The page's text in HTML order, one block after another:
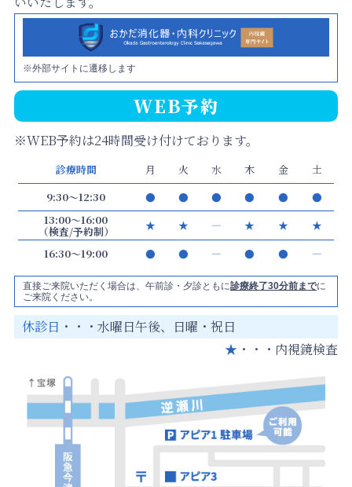
※外部サイトに遷移します
WEB予約
※WEB予約は24時間受け付けております。
診療時間 月 火 水 木 金
土
9:30～12:30
● ● ● ● ●
●
13:00～16:00
（検査/予約制） ★ ★ ― ★ ★
★
16:30～19:00
● ● ― ● ● ―
直接ご来院いただく場合は、午前診・夕診ともに診療終了30分前までに
ご来院ください。
休診日 ・・・水曜日午後、日曜・祝日
★ ・・・内視鏡検査